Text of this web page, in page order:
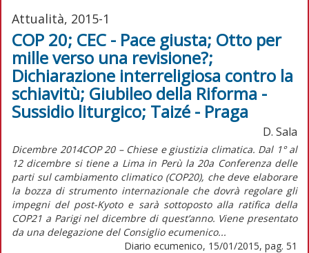
Attualità, 2015-1
COP 20; CEC - Pace giusta; Otto per
mille verso una revisione?;
Dichiarazione interreligiosa contro la
schiavitù; Giubileo della Riforma -
Sussidio liturgico; Taizé - Praga
D. Sala
Dicembre 2014COP 20 – Chiese e giustizia climatica. Dal 1° al
12 dicembre si tiene a Lima in Perù la 20a Conferenza delle
parti sul cambiamento climatico (COP20), che deve elaborare
la bozza di strumento internazionale che dovrà regolare gli
impegni del post-Kyoto e sarà sottoposto alla ratifica della
COP21 a Parigi nel dicembre di quest’anno. Viene presentato
da una delegazione del Consiglio ecumenico...
Diario ecumenico, 15/01/2015, pag. 51